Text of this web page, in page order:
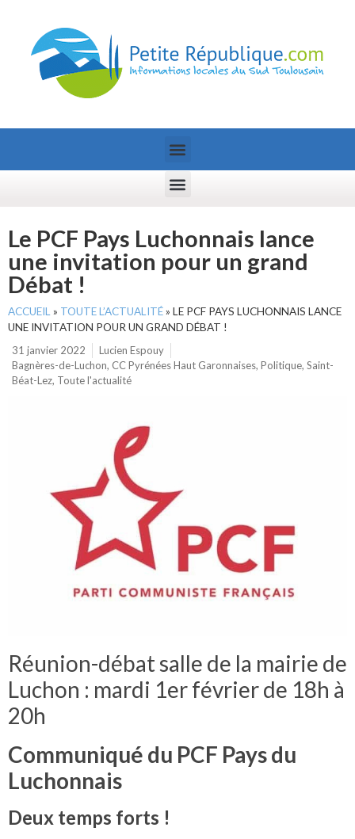
Le PCF Pays Luchonnais lance
une invitation pour un grand
Débat !
ACCUEIL » TOUTE L’ACTUALITÉ» LE PCF PAYS LUCHONNAIS LANCE
UNE INVITATION POUR UN GRAND DÉBAT !
31 janvier 2022
Lucien Espouy
Bagnères-de-Luchon, CC Pyrénées Haut Garonnaises, Politique, Saint-
Béat-Lez, Toute l'actualité
Réunion-débat salle de la mairie de
Luchon : mardi 1er février de 18h à
20h
Communiqué du PCF Pays du
Luchonnais
Deux temps forts !